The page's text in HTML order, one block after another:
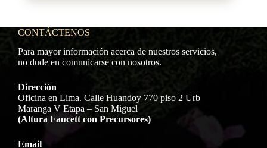
CONTÁCTENOS
Para mayor información acerca de nuestros servicios,
no dude en comunicarse con nosotros.
Dirección
Oficina en Lima. Calle Huandoy 770 piso 2 Urb
Maranga V Etapa – San Miguel
(Altura Faucett con Precursores)
Email